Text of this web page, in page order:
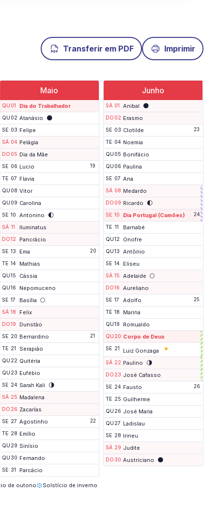
Transferir em PDF Imprimir
Maio
QU 01 Dia do Trabalhador
QU 02 Atanásio 🌑
SE 03 Felipe
SÁ 04 Pelágia
DO 05 Dia da Mãe
SE 06 Lucio 19
TE 07 Flavia
QU 08 Vitor
QU 09 Carolina
SE 10 Antonino 🌓
SÁ 11 Iluminatus
DO12 Pancrácio
SE 13 Ema 20
TE 14 Mathias
QU15 Cássia
QU16 Nepomuceno
SE 17 Basília 🌕
SÁ 18 Felix
DO19 Dunstão
SE 20 Bernardino 21
TE 21 Serapião
QU 22 Quitéria
QU 23 Eufébio
SE 24 Sarah Kali 🌗
SÁ 25 Madalena
DO 26 Zacarías
SE 27 Agostinho 22
TE 28 Emílio
QU 29 Sinísio
QU 30 Fernando
SE 31 Parcácio
Junho
SÁ 01 Anibal 🌑
DO 02 Erasmo
SE 03 Clotilde 23
TE 04 Noemia
QU 05 Bonifácio
QU 06 Paulina
SE 07 Ana
SÁ 08 Medardo
DO 09 Ricardo 🌓
SE 10 Dia Portugal (Camões) 24F
i
d
e
a
p
o
n
g
a
d
o
TE 11 Barnabé
QU12 Onofre
QU13 Antônio
SE 14 Eliseu
SÁ 15 Adelaide 🌕
DO16 Aureliano
SE 17 Adolfo 25
TE 18 Marina
QU19 Romualdo
QU 20 Corpo de Deus
SE 21 Luiz Gonzaga
P
o
n
t
e
SÁ 22 Paulino 🌗
DO 23 José Cafasso
SE 24 Fausto 26
TE 25 Guilherme
QU 26 José Maria
QU 27 Ladislau
SE 28 Irineu
SÁ 29 Judite
DO 30 Austriciano 🌑
de outono Solstício de inverno